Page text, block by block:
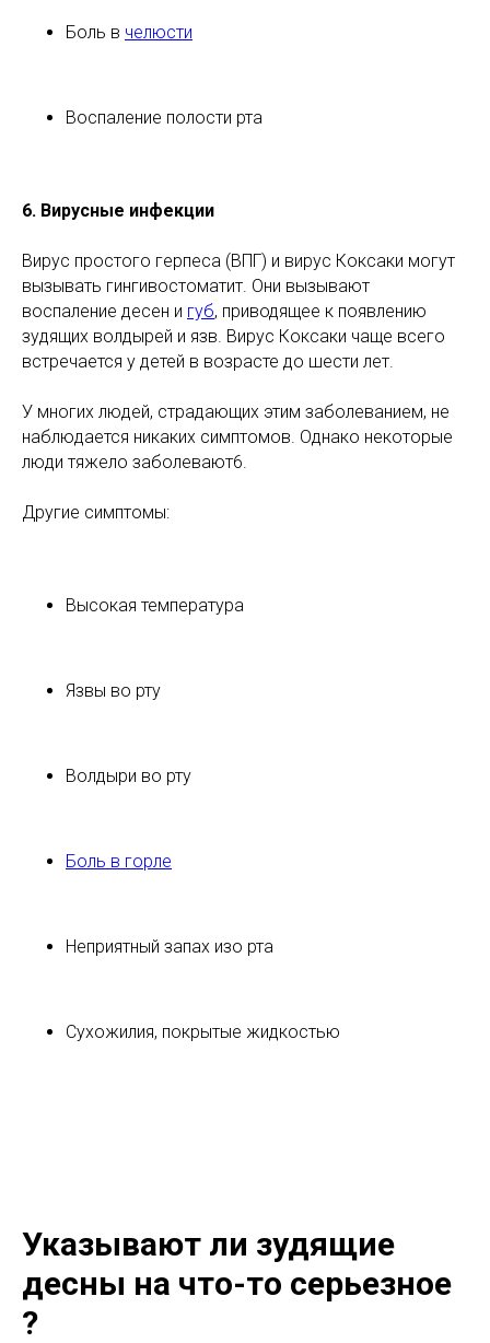
Боль в челюсти
Воспаление полости рта
6. Вирусные инфекции
Вирус простого герпеса (ВПГ) и вирус Коксаки могут
вызывать гингивостоматит. Они вызывают
воспаление десен и губ, приводящее к появлению
зудящих волдырей и язв. Вирус Коксаки чаще всего
встречается у детей в возрасте до шести лет.
У многих людей, страдающих этим заболеванием, не
наблюдается никаких симптомов. Однако некоторые
люди тяжело заболевают6.
Другие симптомы:
Высокая температура
Язвы во рту
Волдыри во рту
Боль в горле
Неприятный запах изо рта
Сухожилия, покрытые жидкостью
Указывают ли зудящие
десны на что-то серьезное
?